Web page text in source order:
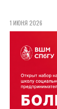
1 ИЮНЯ 2026